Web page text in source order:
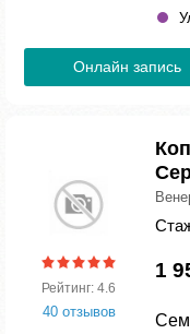
Онлайн запись
Рейтинг: 4.6
40 отзывов
1